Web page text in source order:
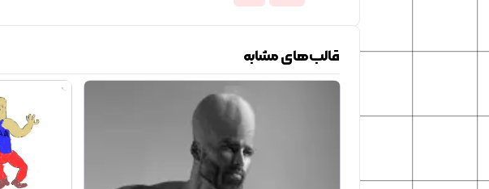
قالب‌های مشابه